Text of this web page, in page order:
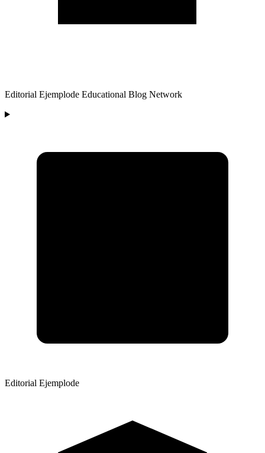
Editorial Ejemplode Educational Blog Network
Editorial Ejemplode